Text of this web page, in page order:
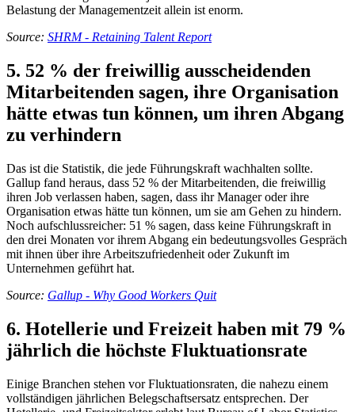
Belastung der Managementzeit allein ist enorm.
Source: SHRM - Retaining Talent Report
5. 52 % der freiwillig ausscheidenden
Mitarbeitenden sagen, ihre Organisation
hätte etwas tun können, um ihren Abgang
zu verhindern
Das ist die Statistik, die jede Führungskraft wachhalten sollte.
Gallup fand heraus, dass 52 % der Mitarbeitenden, die freiwillig
ihren Job verlassen haben, sagen, dass ihr Manager oder ihre
Organisation etwas hätte tun können, um sie am Gehen zu hindern.
Noch aufschlussreicher: 51 % sagen, dass keine Führungskraft in
den drei Monaten vor ihrem Abgang ein bedeutungsvolles Gespräch
mit ihnen über ihre Arbeitszufriedenheit oder Zukunft im
Unternehmen geführt hat.
Source: Gallup - Why Good Workers Quit
6. Hotellerie und Freizeit haben mit 79 %
jährlich die höchste Fluktuationsrate
Einige Branchen stehen vor Fluktuationsraten, die nahezu einem
vollständigen jährlichen Belegschaftsersatz entsprechen. Der